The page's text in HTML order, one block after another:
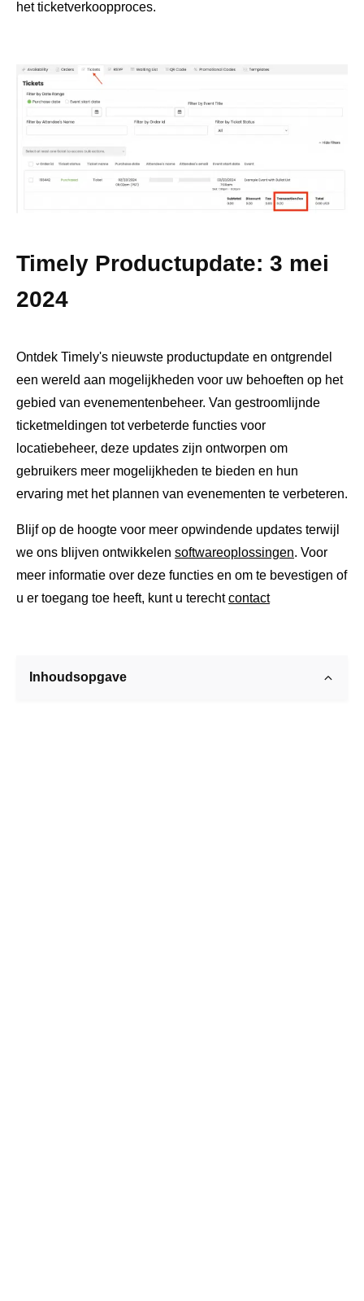
het ticketverkoopproces.
Timely Productupdate: 3 mei
2024
Ontdek Timely's nieuwste productupdate en ontgrendel
een wereld aan mogelijkheden voor uw behoeften op het
gebied van evenementenbeheer. Van gestroomlijnde
ticketmeldingen tot verbeterde functies voor
locatiebeheer, deze updates zijn ontworpen om
gebruikers meer mogelijkheden te bieden en hun
ervaring met het plannen van evenementen te verbeteren.
Blijf op de hoogte voor meer opwindende updates terwijl
we ons blijven ontwikkelen softwareoplossingen. Voor
meer informatie over deze functies en om te bevestigen of
u er toegang toe heeft, kunt u terechtcontact
Inhoudsopgave